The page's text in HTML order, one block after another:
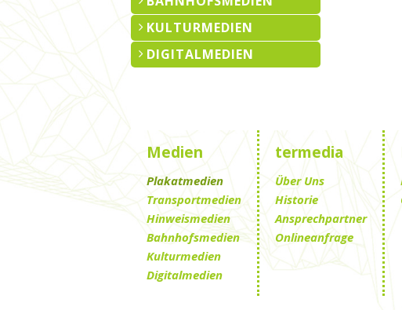
KULTURMEDIEN
DIGITALMEDIEN
Medien
Plakatmedien
Transportmedien
Hinweismedien
Bahnhofsmedien
Kulturmedien
Digitalmedien
termedia
Über Uns
Historie
Ansprechpartner
Onlineanfrage